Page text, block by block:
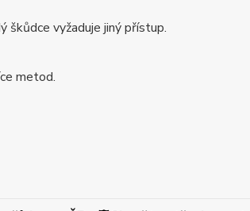
škůdce vyžaduje jiný přístup.
metod.